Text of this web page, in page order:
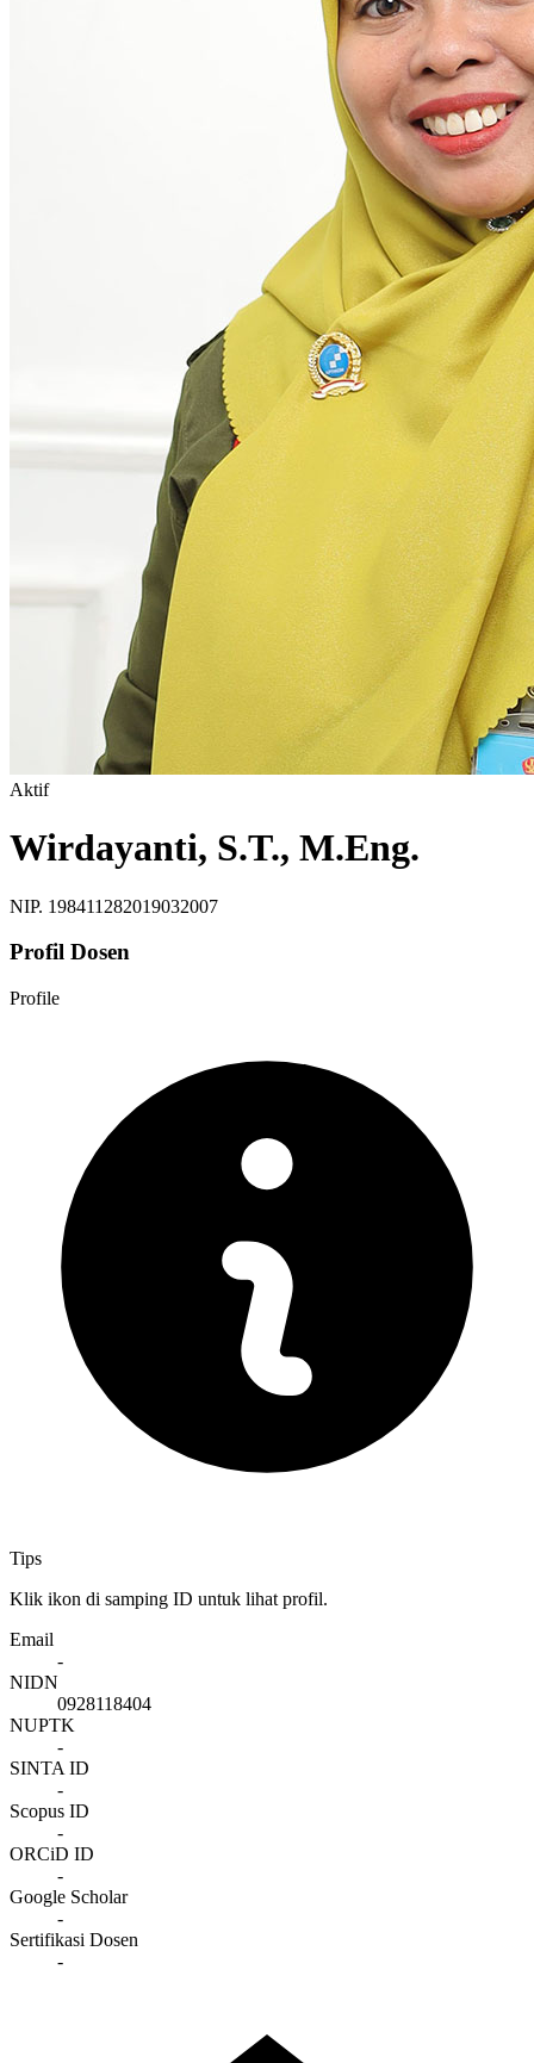
Aktif
Wirdayanti, S.T., M.Eng.
NIP. 198411282019032007
Profil Dosen
Profile
Tips
Klik ikon di samping ID untuk lihat profil.
Email
-
NIDN
0928118404
NUPTK
-
SINTA ID
-
Scopus ID
-
ORCiD ID
-
Google Scholar
-
Sertifikasi Dosen
-